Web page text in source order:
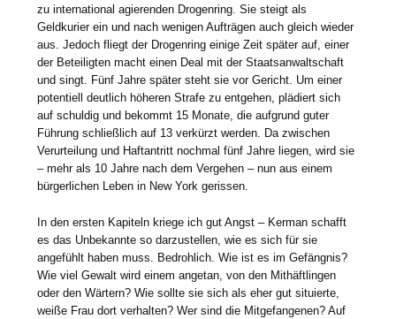
zu international agierenden Drogenring. Sie steigt als
Geldkurier ein und nach wenigen Aufträgen auch gleich wieder
aus. Jedoch fliegt der Drogenring einige Zeit später auf, einer
der Beteiligten macht einen Deal mit der Staatsanwaltschaft
und singt. Fünf Jahre später steht sie vor Gericht. Um einer
potentiell deutlich höheren Strafe zu entgehen, plädiert sich
auf schuldig und bekommt 15 Monate, die aufgrund guter
Führung schließlich auf 13 verkürzt werden. Da zwischen
Verurteilung und Haftantritt nochmal fünf Jahre liegen, wird sie
– mehr als 10 Jahre nach dem Vergehen – nun aus einem
bürgerlichen Leben in New York gerissen.
In den ersten Kapiteln kriege ich gut Angst – Kerman schafft
es das Unbekannte so darzustellen, wie es sich für sie
angefühlt haben muss. Bedrohlich. Wie ist es im Gefängnis?
Wie viel Gewalt wird einem angetan, von den Mithäftlingen
oder den Wärtern? Wie sollte sie sich als eher gut situierte,
weiße Frau dort verhalten? Wer sind die Mitgefangenen? Auf